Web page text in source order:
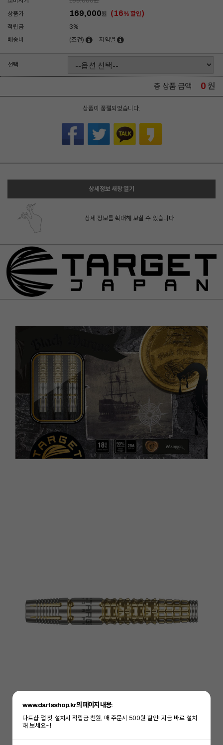
상품가
169,000원 (16% 할인)
적립금
3%
배송비
(조건) 지역별
선택
총 상품 금액 0 원
상품이 품절되었습니다.
상세정보 새창 열기
상세 정보를 확대해 보실 수 있습니다.
www.dartsshop.kr의 페이지 내용:
다트샵 앱 첫 설치시 적립금 천원, 매 주문시 500원 할인! 지금 바로 설치
해 보세요~!